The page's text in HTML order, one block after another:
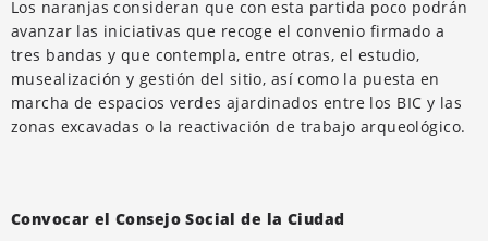
Los naranjas consideran que con esta partida poco podrán
avanzar las iniciativas que recoge el convenio firmado a
tres bandas y que contempla, entre otras, el estudio,
musealización y gestión del sitio, así como la puesta en
marcha de espacios verdes ajardinados entre los BIC y las
zonas excavadas o la reactivación de trabajo arqueológico.
Convocar el Consejo Social de la Ciudad